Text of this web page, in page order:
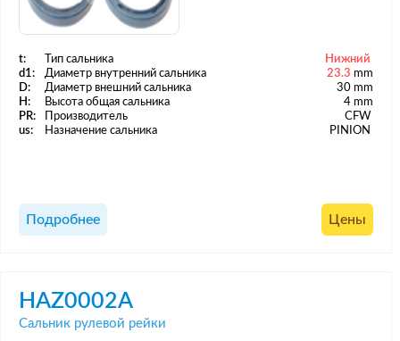
t: Тип сальника
Нижний
d1:
Диаметр внутренний сальника 23.3 mm
D:
Диаметр внешний сальника
30 mm
H:
Высота общая сальника
4 mm
PR:
Производитель
CFW
us:
Назначение сальника PINION
Подробнее Цены
HAZ0002A
Сальник рулевой рейки